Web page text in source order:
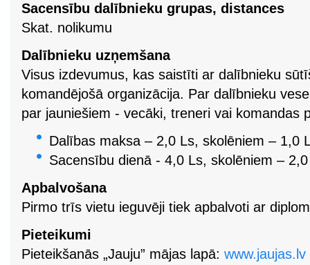
Sacensību dalībnieku grupas, distances
Skat. nolikumu
Dalībnieku uzņemšana
Visus izdevumus, kas saistīti ar dalībnieku
komandējošā organizācija. Par dalībnieku
par jauniešiem - vecāki, treneri vai komandas
Dalības maksa – 2,0 Ls, skolēniem – 1,0
Sacensību dienā - 4,0 Ls, skolēniem –
Apbalvošana
Pirmo trīs vietu ieguvēji tiek apbalvoti ar
Pieteikumi
Pieteikšanās „Jauju” mājas lapā: www.jaujas.lv